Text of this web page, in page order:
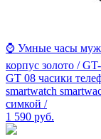
⌚ Умные часы
корпус золото /
GT 08 часики
smartwatch
симкой /
1 590 руб.